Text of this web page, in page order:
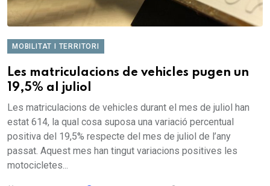
MOBILITAT I TERRITORI
Les matriculacions de vehicles pugen un
19,5% al juliol
Les matriculacions de vehicles durant el mes de juliol han
estat 614, la qual cosa suposa una variació percentual
positiva del 19,5% respecte del mes de juliol de l’any
passat. Aquest mes han tingut variacions positives les
motocicletes...